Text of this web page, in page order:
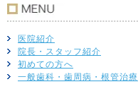
医院紹介
院長・スタッフ紹介
初めての方へ
一般歯科・歯周病・根管治療